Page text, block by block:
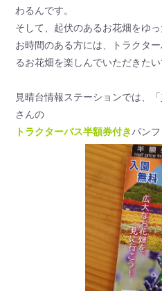
わるんです。
そして、起伏のあるお花畑をゆ
お時間のある方には、トラクタ
るお花畑を楽しんでいただきた
見晴台情報ステーションでは、「
さんの
トラクターバス半額券付きパン